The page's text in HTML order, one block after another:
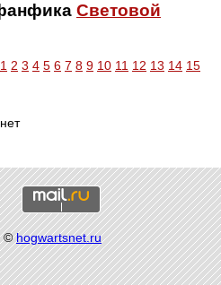
Световой
1 2 3 4 5 6 7 8 9 10 11 12 13 14 15
©hogwartsnet.ru